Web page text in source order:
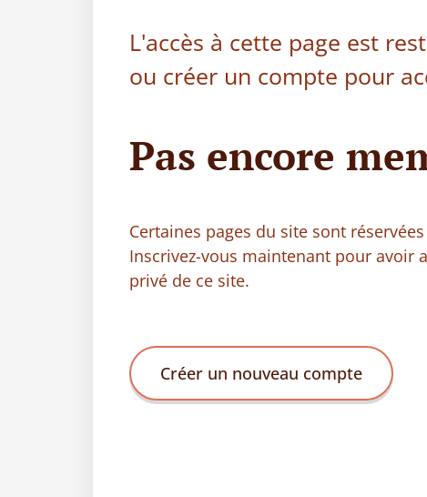
L'accès à cette page est
ou créer un compte pour
Pas encore
Certaines pages du site sont
Inscrivez-vous maintenant pour avoir
privé de ce site.
Créer un nouveau compte